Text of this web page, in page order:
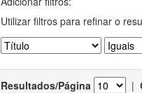
Utilizar filtros para refinar o
Resultados/Página |